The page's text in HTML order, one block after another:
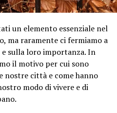
idee, risolvere problemi
di vagare
la generazione di nuove
causare stress e ansia nei
un elemento essenziale nel
ma raramente ci fermiamo a
sulla loro importanza. In
il motivo per cui sono
nostre città e come hanno
modo di vivere e di